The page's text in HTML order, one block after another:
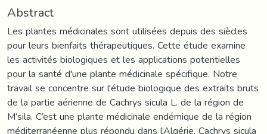
Abstract
Les plantes médicinales sont utilisées depuis des siècles
pour leurs bienfaits thérapeutiques. Cette étude examine
les activités biologiques et les applications potentielles
pour la santé d'une plante médicinale spécifique. Notre
travail se concentre sur l'étude biologique des extraits bruts
de la partie aérienne de Cachrys sicula L. de la région de
M’sila. C’est une plante médicinale endémique de la région